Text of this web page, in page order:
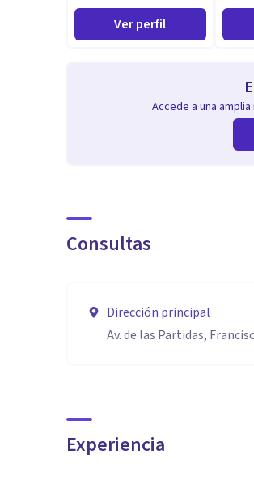
Ver perfil
Accede a una
Consultas
Dirección principal
Av. de las Partidas,
Experiencia